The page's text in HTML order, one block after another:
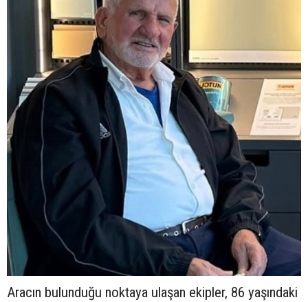
Aracın bulunduğu noktaya ulaşan ekipler, 86 yaşındaki